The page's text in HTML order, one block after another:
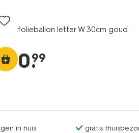
folieballon letter W 30cm goud
0.
99
in huis gratis